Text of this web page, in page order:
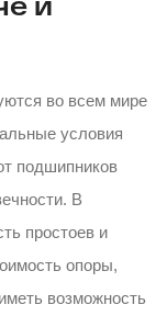
во всем мире
условия
подшипников
В
простоев и
опоры,
возможность